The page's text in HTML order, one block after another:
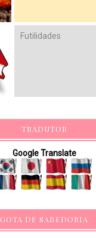
Futilidades
TRADUTOR
Google Translate
GOTA DE SABEDORIA